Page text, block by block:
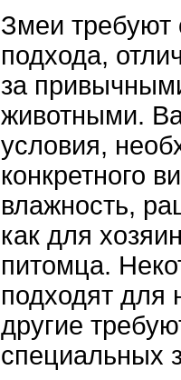
Змеи требуют
подхода,
за
животными.
условия,
конкретного
влажность,
как для
питомца.
подходят
другие
специальных